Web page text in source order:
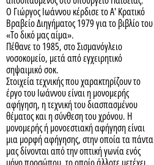
Ο Γιώργος Ιωάννου κέρδισε το Α' Κρατικό
Βραβείο Διηγήματος 1979 για το βιβλίο του
«Το δικό μας αίμα».
Πέθανε το 1985, στο Σισμανόγλειο
νοσοκομείο, μετά από εγχειρητικό
σηψαιμικό σοκ.
Στοιχεία τεχνικής που χαρακτηρίζουν το
έργο του Ιωάννου είναι η μονομερής
αφήγηση, η τεχνική του διασπασμένου
θέματος και η σύνθεση του χρόνου. Η
μονομερής ή μονοεστιακή αφήγηση είναι
μια μορφή αφήγησης, στην οποία τα πάντα
μας δίνονται από την οπτική γωνία ενός